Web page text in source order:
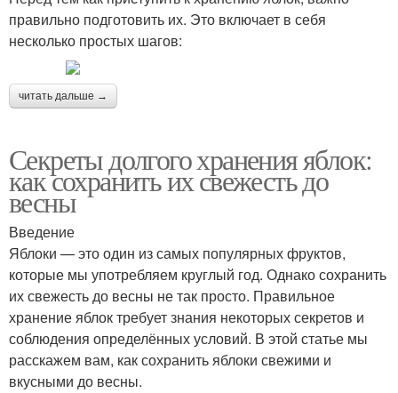
правильно подготовить их. Это включает в себя
несколько простых шагов:
читать дальше →
Секреты долгого хранения яблок:
как сохранить их свежесть до
весны
Введение
Яблоки — это один из самых популярных фруктов,
которые мы употребляем круглый год. Однако сохранить
их свежесть до весны не так просто. Правильное
хранение яблок требует знания некоторых секретов и
соблюдения определённых условий. В этой статье мы
расскажем вам, как сохранить яблоки свежими и
вкусными до весны.